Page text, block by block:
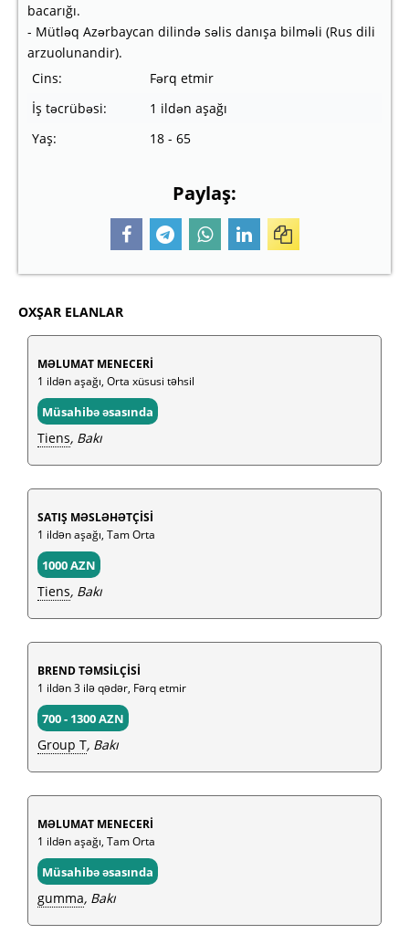
bacarığı.
- Mütləq Azərbaycan dilində səlis danışa bilməli (Rus dili
arzuolunandir).
Cins:
Fərq etmir
İş təcrübəsi:
1 ildən aşağı
Yaş:
18 - 65
Paylaş:
OXŞAR ELANLAR
MƏLUMAT MENECERİ
1 ildən aşağı, Orta xüsusi təhsil
Müsahibə əsasında
Tiens, Bakı
SATIŞ MƏSLƏHƏTÇİSİ
1 ildən aşağı, Tam Orta
1000 AZN
Tiens, Bakı
BREND TƏMSİLÇİSİ
1 ildən 3 ilə qədər, Fərq etmir
700 - 1300 AZN
Group T, Bakı
MƏLUMAT MENECERİ
1 ildən aşağı, Tam Orta
Müsahibə əsasında
gumma, Bakı